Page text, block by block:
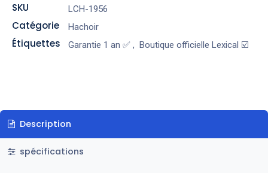
SKU LCH-1956
Catégorie Hachoir
Étiquettes Garantie 1 an ✅, Boutique officielle Lexical ☑️
Description
spécifications